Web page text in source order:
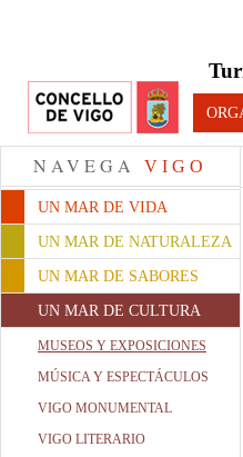
NAVEGA VIGO
UN MAR DE VIDA
UN MAR DE NATURALEZA
UN MAR DE SABORES
UN MAR DE CULTURA
MUSEOS Y EXPOSICIONES
MÚSICA Y ESPECTÁCULOS
VIGO MONUMENTAL
VIGO LITERARIO